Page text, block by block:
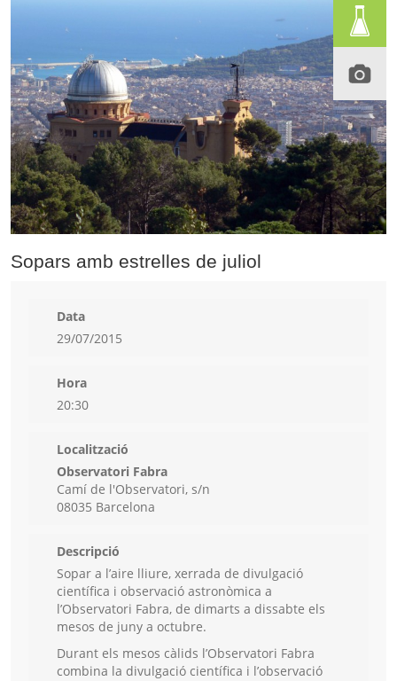
Sopars amb estrelles de juliol
Data
29/07/2015
Hora
20:30
Localització
Observatori Fabra
Camí de l'Observatori, s/n
08035 Barcelona
Descripció
Sopar a l’aire lliure, xerrada de divulgació
científica i observació astronòmica a
l’Observatori Fabra, de dimarts a dissabte els
mesos de juny a octubre.
Durant els mesos càlids l’Observatori Fabra
combina la divulgació científica i l’observació